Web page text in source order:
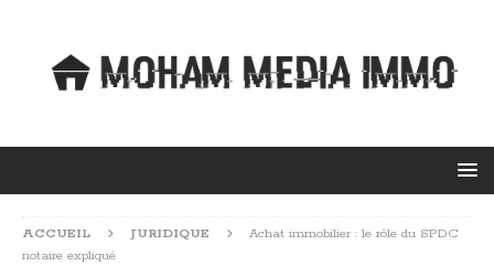
ACCUEIL JURIDIQUE
Achat immobilier : le rôle du SPDC
notaire expliqué